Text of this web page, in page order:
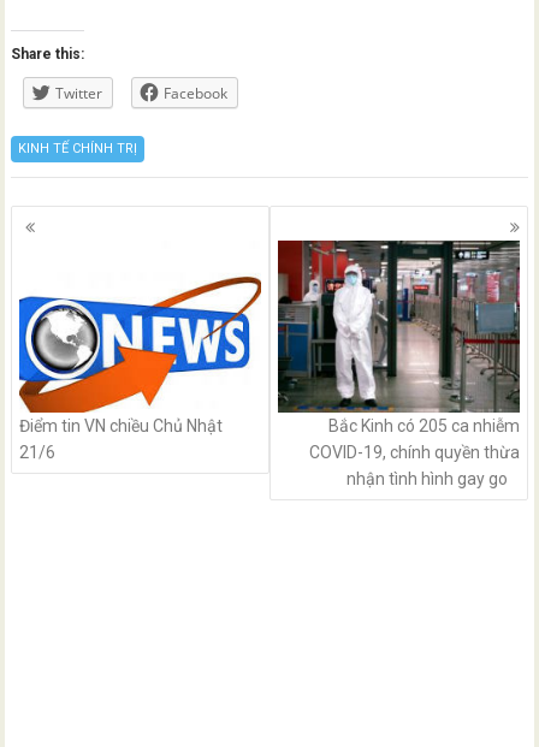
Share this:
Twitter Facebook
KINH TẾ CHÍNH TRỊ
Posts
Điểm tin VN chiều Chủ Nhật
21/6
Bắc Kinh có 205 ca nhiễm
COVID-19, chính quyền thừa
nhận tình hình gay go